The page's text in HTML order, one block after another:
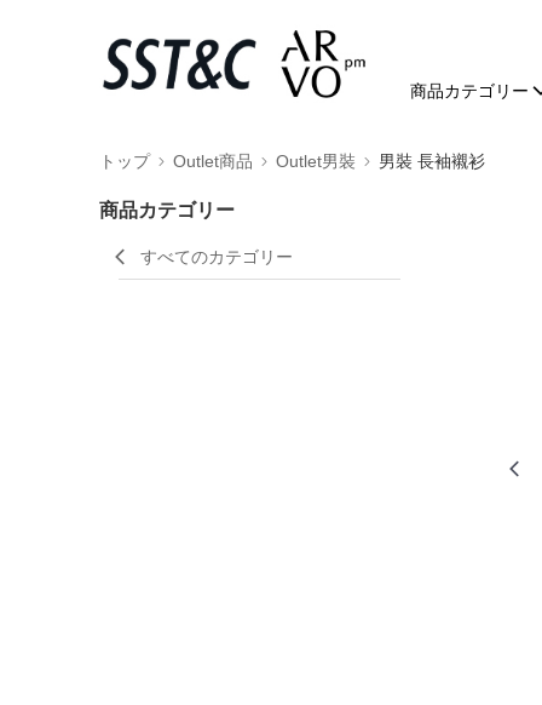
商品カテゴリー
トップ Outlet商品 Outlet男裝 男裝 長袖襯衫
商品カテゴリー
すべてのカテゴリー